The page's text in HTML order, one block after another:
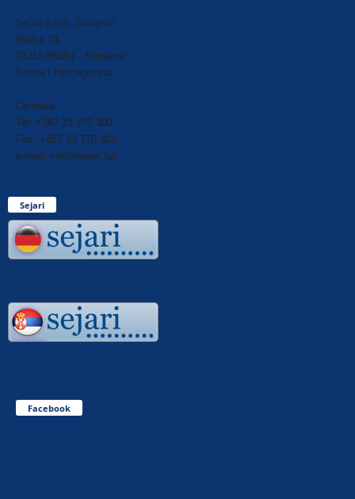
Sejari d.o.o. Sarajevo
Blažuj 78,
71215 Blažuj - Sarajevo
Bosna i Hercegovina
Centrala:
Tel: +387 33 770 300
Fax: +387 33 770 301
e-mail: info@sejari.ba
Sejari
Facebook